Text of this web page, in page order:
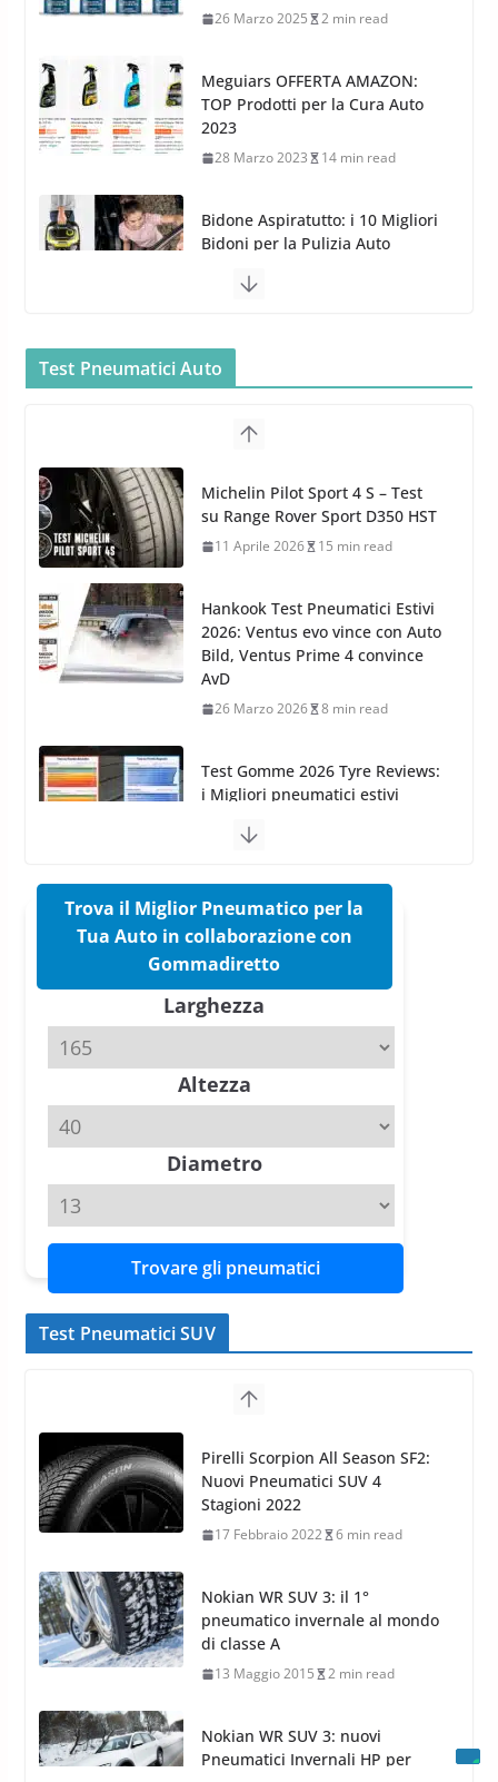
28 Marzo 2023 14 min read
Bidone Aspiratutto: i 10 Migliori
Bidoni per la Pulizia Auto
6 Maggio 2022
Gun per la tua Idropulitrice?
5 Maggio 2022 2 min read
Car Care
26 Marzo 2025 2 min read
Azoto
26 Marzo 2025 2 min read
Test Pneumatici Auto
Hankook Test Pneumatici Estivi
2026: Ventus evo vince con Auto
Bild, Ventus Prime 4 convince
Test Gomme 2026 Tyre Reviews:
i Migliori pneumatici estivi
sportivi a confronto
Pirelli Cinturato 2026: due
confermano il salto tecnico del
Pirelli P Zero Trofeo RS: per
slick da battere
Michelin Pilot Sport 4 S – Test
su Range Rover Sport D350 HST
11 Aprile 2026 15 min read
Trova il Miglior Pneumatico per la
Tua Auto in collaborazione con
Gommadiretto
Larghezza
Altezza
Diametro
Trovare gli pneumatici
Test Pneumatici SUV
Nokian WR SUV 3: il 1°
pneumatico invernale al mondo
di classe A
13 Maggio 2015 2 min read
Nokian WR SUV 3: nuovi
Pneumatici Invernali HP per
condizioni invernali difficili
23 Aprile 2013 9 min read
Yokohama Geolandar G073: nuovi pneumatici
invernali SUV